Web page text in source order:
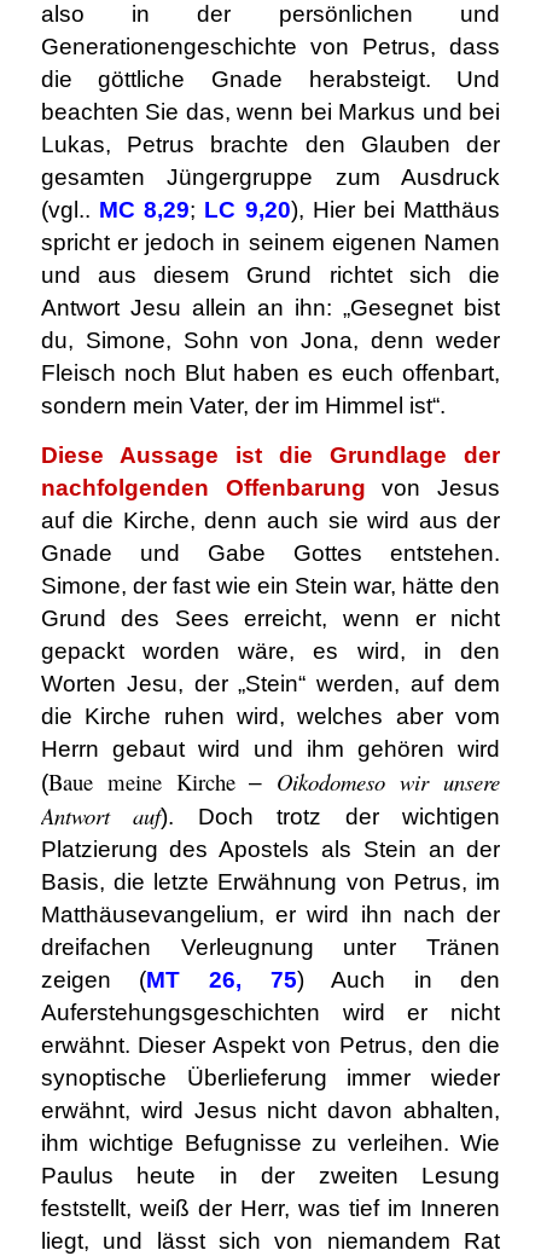
also in der persönlichen und
Generationengeschichte von Petrus, dass
die göttliche Gnade herabsteigt. Und
beachten Sie das, wenn bei Markus und bei
Lukas, Petrus brachte den Glauben der
gesamten Jüngergruppe zum Ausdruck
(vgl.. MC 8,29; LC 9,20), Hier bei Matthäus
spricht er jedoch in seinem eigenen Namen
und aus diesem Grund richtet sich die
Antwort Jesu allein an ihn: „Gesegnet bist
du, Simone, Sohn von Jona, denn weder
Fleisch noch Blut haben es euch offenbart,
sondern mein Vater, der im Himmel ist“.
Diese Aussage ist die Grundlage der
nachfolgenden Offenbarung
von Jesus
auf die Kirche, denn auch sie wird aus der
Gnade und Gabe Gottes entstehen.
Simone, der fast wie ein Stein war, hätte den
Grund des Sees erreicht, wenn er nicht
gepackt worden wäre, es wird, in den
Worten Jesu, der „Stein“ werden, auf dem
die Kirche ruhen wird, welches aber vom
Herrn gebaut wird und ihm gehören wird
(Baue meine Kirche– Oikodomeso wir unsere
Antwort auf). Doch trotz der wichtigen
Platzierung des Apostels als Stein an der
Basis, die letzte Erwähnung von Petrus, im
Matthäusevangelium, er wird ihn nach der
dreifachen Verleugnung unter Tränen
zeigen (MT 26, 75) Auch in den
Auferstehungsgeschichten wird er nicht
erwähnt. Dieser Aspekt von Petrus, den die
synoptische Überlieferung immer wieder
erwähnt, wird Jesus nicht davon abhalten,
ihm wichtige Befugnisse zu verleihen. Wie
Paulus heute in der zweiten Lesung
feststellt, weiß der Herr, was tief im Inneren
liegt, und lässt sich von niemandem Rat